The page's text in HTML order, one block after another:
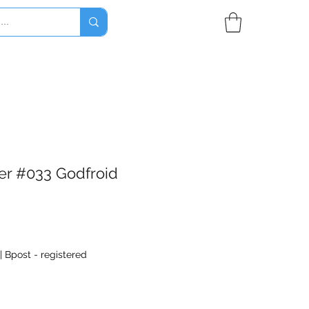
#033 Godfroid
Bpost - registered